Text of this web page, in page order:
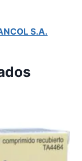
S.A.